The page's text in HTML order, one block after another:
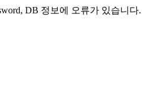
DB 정보에 오류가 있습니다.